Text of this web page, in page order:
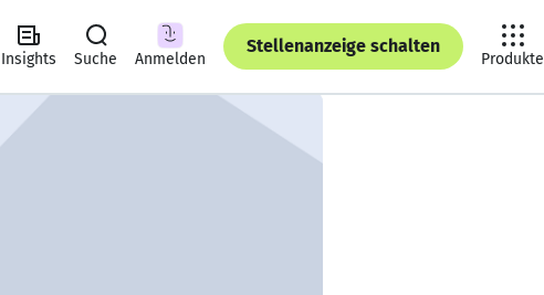
Insights Suche Anmelden
Stellenanzeige schalten
Produkte